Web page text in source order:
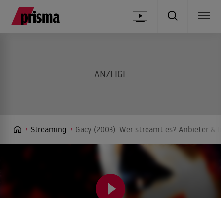
Streaming Gacy (2003): Wer streamt es? Anbieter &